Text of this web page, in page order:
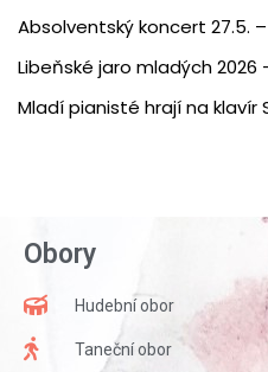
Absolventský koncert 27.5.
Libeňské jaro mladých
Mladí pianisté hrají na klavír
Obory
Hudební obor
Taneční obor